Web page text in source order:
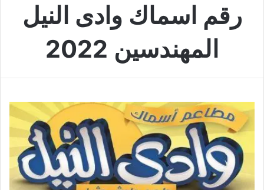
رقم اسماك وادى النيل
المهندسين 2022